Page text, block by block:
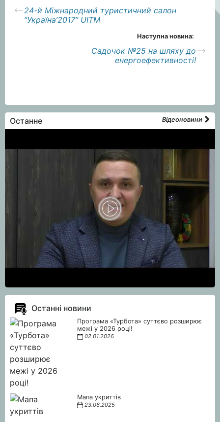
24-й Міжнародний туристичний салон
“Україна’2017” UITM
Наступна новина:
Садочок №25 на шляху до
енергоефективності!
Останне Відеоновини
Останні новини
Програма «Турбота» суттєво розширює
межі у 2026 році!
02.01.2026
Мапа укриттів
23.06.2025